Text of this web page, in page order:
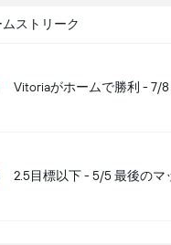
ストリーク
Vitoriaがホームで勝利 - 7/
2.5目標以下 - 5/5 最後のマ